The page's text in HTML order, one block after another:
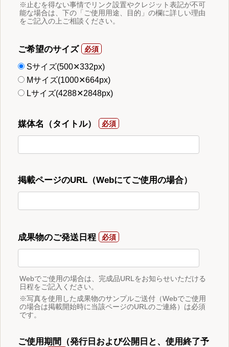
※止むを得ない事情でリンク設置やクレジット表記が不可
能な場合は、下の「ご使用用途、目的」の欄に詳しい理由
をご記入の上ご相談ください。
ご希望のサイズ
Sサイズ(500✕332px)
Mサイズ(1000✕664px)
Lサイズ(4288✕2848px)
媒体名（タイトル）
掲載ページのURL（Webにてご使用の場合）
成果物のご発送日程
Webでご使用の場合は、完成品URLをお知らせいただける
日程をご記入ください。
※写真を使用した成果物のサンプルご送付（Webでご使用
の場合は掲載開始時に当該ページのURLのご連絡）は必須
です。
ご使用期間（発行日および公開日と、使用終了予